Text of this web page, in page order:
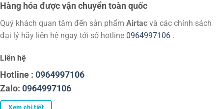
Hàng hóa được vận chuyển toàn quốc
Quý khách quan tâm đến sản phẩm Airtac và các chính sách
đại lý hãy liên hệ ngay tới số hotline 0964997106 .
Liên hệ
Hotline : 0964997106
Zalo: 0964997106
Xem chi tiết